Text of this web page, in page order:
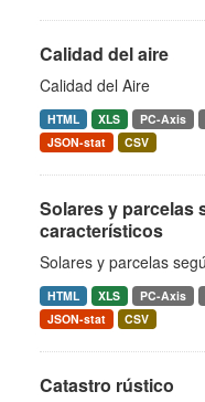
Calidad del aire
Calidad del Aire
HTML XLS PC-Axis
JSON-stat
CSV
Solares y parcelas
característicos
Solares y parcelas
HTML XLS PC-Axis
JSON-stat
CSV
Catastro rústico